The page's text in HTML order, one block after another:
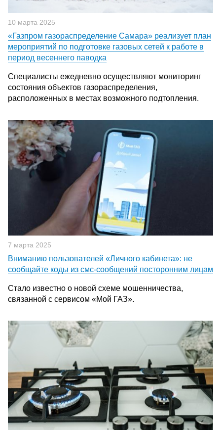
10 марта 2025
«Газпром газораспределение Самара» реализует план
мероприятий по подготовке газовых сетей к работе в
период весеннего паводка
Специалисты ежедневно осуществляют мониторинг
состояния объектов газораспределения,
расположенных в местах возможного подтопления.
7 марта 2025
Вниманию пользователей «Личного кабинета»: не
сообщайте коды из смс-сообщений посторонним лицам
Стало известно о новой схеме мошенничества,
связанной с сервисом «Мой ГАЗ».